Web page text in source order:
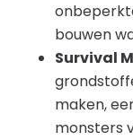
bouwen
Survival
maken,
monsters